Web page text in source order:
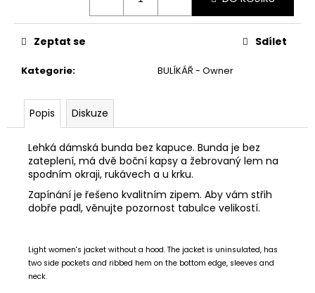
Kategorie: BULÍKÁŘ - Owner
Zeptat se Sdílet
Popis Diskuze
Lehká dámská bunda bez kapuce. Bunda je bez
zateplení, má dvě boční kapsy a žebrovaný lem na
spodním okraji, rukávech a u krku.
Zapínání je řešeno kvalitním zipem. Aby vám střih
dobře padl, věnujte pozornost tabulce velikostí.
Light women's jacket without a hood. The jacket is uninsulated, has
two side pockets and ribbed hem on the bottom edge, sleeves and
neck.